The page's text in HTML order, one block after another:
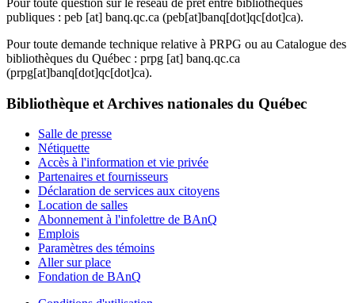
Pour toute question sur le réseau de prêt entre bibliothèques
publiques : peb [at] banq.qc.ca (peb[at]banq[dot]qc[dot]ca).
Pour toute demande technique relative à PRPG ou au Catalogue des
bibliothèques du Québec : prpg [at] banq.qc.ca
(prpg[at]banq[dot]qc[dot]ca).
Bibliothèque et Archives nationales du Québec
Salle de presse
Nétiquette
Accès à l'information et vie privée
Partenaires et fournisseurs
Déclaration de services aux citoyens
Location de salles
Abonnement à l'infolettre de BAnQ
Emplois
Paramètres des témoins
Aller sur place
Fondation de BAnQ